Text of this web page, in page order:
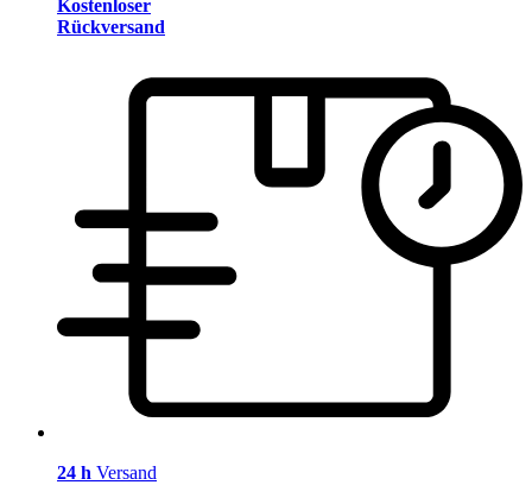
Kostenloser
Rückversand
24 h Versand